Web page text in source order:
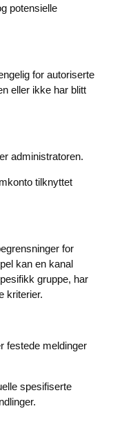
potensielle
for autoriserte
eller ikke har blitt
administratoren.
tilknyttet
for
kan en kanal
gruppe, har
kriterier.
festede meldinger
spesifiserte